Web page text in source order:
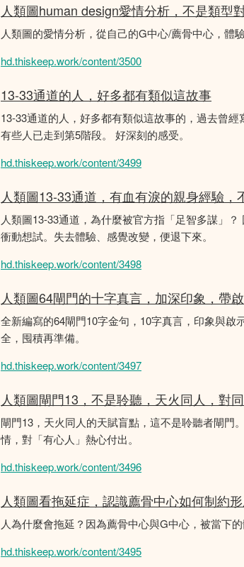
人類圖human design愛情分析，不是類型
人類圖的愛情分析，從自己的G中心/薦骨中心，體
hd.thiskeep.work/content/3500
13-33通道的人，好多都有類似這故事
13-33通道的人，好多都有類似這故事的，過去曾
有些人已走到第5階段。 好深刻的感受。
hd.thiskeep.work/content/3499
人類圖13-33通道，有血有淚的親身經驗，
人類圖13-33通道，為什麼被官方指「足智多謀」
衝動想試。失去體驗、感覺改變，便退下來。
hd.thiskeep.work/content/3498
人類圖64閘門的十字真言，加深印象，帶
全新編寫的64閘門10字金句，10字真言，印象與
全，囤積再準備。
hd.thiskeep.work/content/3497
人類圖閘門13，不是聆聽，天火同人，對
閘門13，天火同人的天賦盲點，這不是聆聽者閘門
情，對「有心人」熱心付出。
hd.thiskeep.work/content/3496
人類圖看拖延症，認識薦骨中心如何制約
人為什麼會拖延？因為薦骨中心與G中心，被當下
hd.thiskeep.work/content/3495